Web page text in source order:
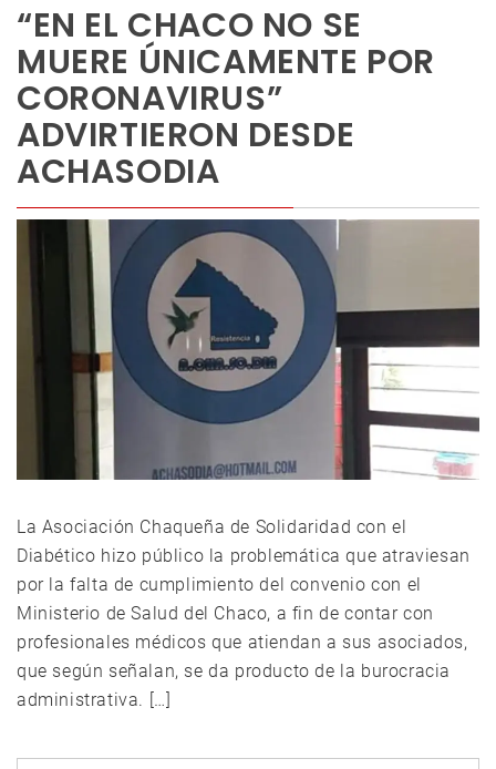
“EN EL CHACO NO SE
MUERE ÚNICAMENTE POR
CORONAVIRUS”
ADVIRTIERON DESDE
ACHASODIA
La Asociación Chaqueña de Solidaridad con el
Diabético hizo público la problemática que atraviesan
por la falta de cumplimiento del convenio con el
Ministerio de Salud del Chaco, a fin de contar con
profesionales médicos que atiendan a sus asociados,
que según señalan, se da producto de la burocracia
administrativa. […]